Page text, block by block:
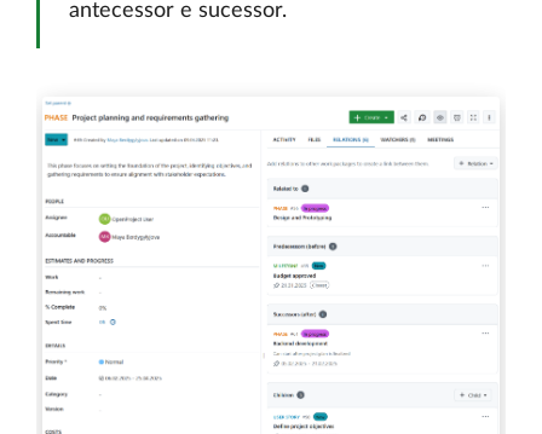
antecessor e sucessor.